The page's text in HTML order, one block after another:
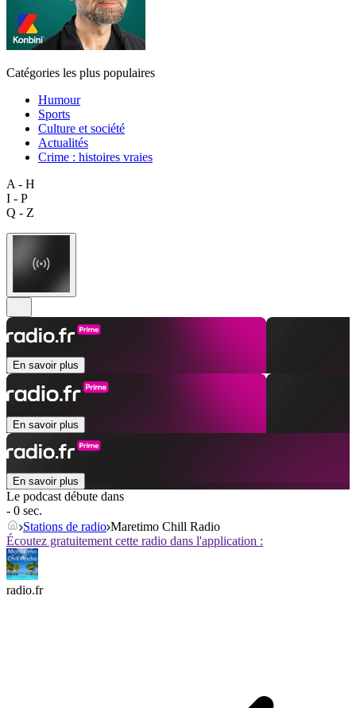
Catégories les plus populaires
Humour
Sports
Culture et société
Actualités
Crime : histoires vraies
A - H
I - P
Q - Z
En savoir plus
En savoir plus
En savoir plus
Le podcast débute dans
- 0 sec.
Stations de radio Maretimo Chill Radio
Écoutez gratuitement cette radio dans l'application :
radio.fr